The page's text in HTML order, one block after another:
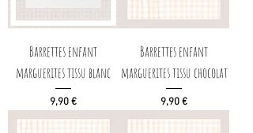
Barrettes enfant
marguerites tissu blanc
Prix
9,90 €
Barrettes enfant
marguerites tissu chocolat
Prix
9,90 €